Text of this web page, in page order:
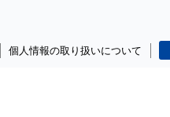
個人情報の取り扱いについて